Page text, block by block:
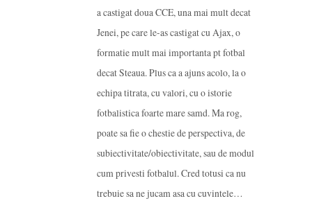
a castigat doua CCE, una mai mult decat
Jenei, pe care le-as castigat cu Ajax, o
formatie mult mai importanta pt fotbal
decat Steaua. Plus ca a ajuns acolo, la o
echipa titrata, cu valori, cu o istorie
fotbalistica foarte mare samd. Ma rog,
poate sa fie o chestie de perspectiva, de
subiectivitate/obiectivitate, sau de modul
cum privesti fotbalul. Cred totusi ca nu
trebuie sa ne jucam asa cu cuvintele…